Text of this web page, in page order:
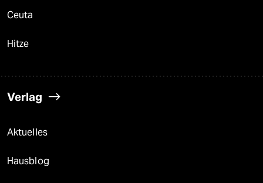
Ceuta
Hitze
Verlag
Aktuelles
Hausblog